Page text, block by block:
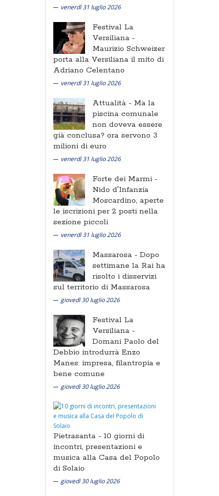
venerdì 31 luglio 2026
Festival La
Versiliana -
Maurizio Schweizer
porta alla Versiliana il mito di
Adriano Celentano
venerdì 31 luglio 2026
Attualità - Ma la
piscina comunale
non doveva essere
già conclusa? ora servono 3
milioni di euro
venerdì 31 luglio 2026
Forte dei Marmi -
Nido d'Infanzia
Moscardino, aperte
le iscrizioni per 2 posti nella
sezione piccoli
venerdì 31 luglio 2026
Massarosa - Dopo
settimane la Rai ha
risolto i disservizi
sul territorio di Massarosa
giovedì 30 luglio 2026
Festival La
Versiliana -
Domani Paolo del
Debbio introdurrà Enzo
Manes: impresa, filantropia e
bene comune
giovedì 30 luglio 2026
Pietrasanta - 10 giorni di
incontri, presentazioni e
musica alla Casa del Popolo
di Solaio
giovedì 30 luglio 2026